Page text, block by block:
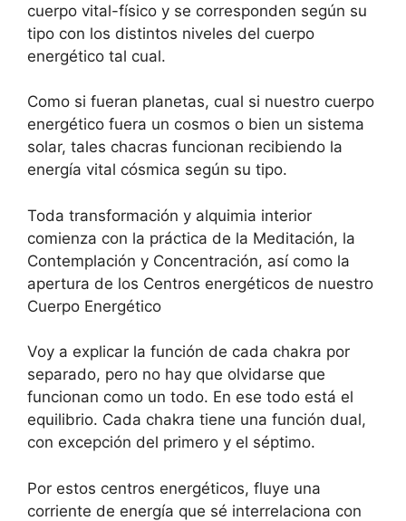
cuerpo vital-físico y se corresponden según su
tipo con los distintos niveles del cuerpo
energético tal cual.
Como si fueran planetas, cual si nuestro cuerpo
energético fuera un cosmos o bien un sistema
solar, tales chacras funcionan recibiendo la
energía vital cósmica según su tipo.
Toda transformación y alquimia interior
comienza con la práctica de la Meditación, la
Contemplación y Concentración, así como la
apertura de los Centros energéticos de nuestro
Cuerpo Energético
Voy a explicar la función de cada chakra por
separado, pero no hay que olvidarse que
funcionan como un todo. En ese todo está el
equilibrio. Cada chakra tiene una función dual,
con excepción del primero y el séptimo.
Por estos centros energéticos, fluye una
corriente de energía que sé interrelaciona con